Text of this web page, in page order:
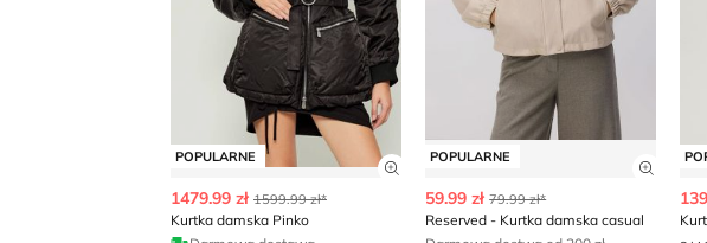
POPULARNE
Zobacz szczegóły produktu
1479.99 zł 1599.99 zł*
Kurtka damska Pinko
POPULARNE
59.99 zł 79.99 zł*
Reserved - Kurtka damska casual